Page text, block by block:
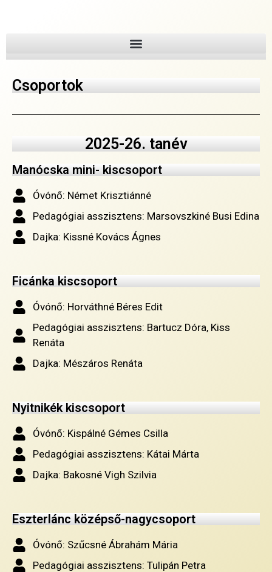
Csoportok
2025-26. tanév
Manócska mini- kiscsoport
Óvónő: Német Krisztiánné
Pedagógiai asszisztens: Marsovszkiné Busi Edina
Dajka: Kissné Kovács Ágnes
Ficánka kiscsoport
Óvónő: Horváthné Béres Edit
Pedagógiai asszisztens: Bartucz Dóra, Kiss
Renáta
Dajka: Mészáros Renáta
Nyitnikék kiscsoport
Óvónő: Kispálné Gémes Csilla
Pedagógiai asszisztens: Kátai Márta
Dajka: Bakosné Vigh Szilvia
Eszterlánc középső-nagycsoport
Óvónő: Szűcsné Ábrahám Mária
Pedagógiai asszisztens: Tulipán Petra